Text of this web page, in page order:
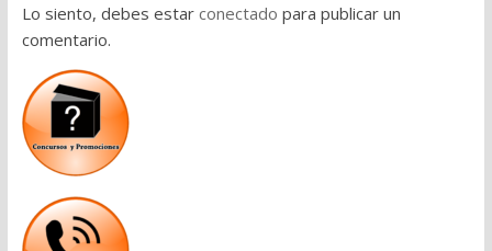
Lo siento, debes estar conectado para publicar un
comentario.